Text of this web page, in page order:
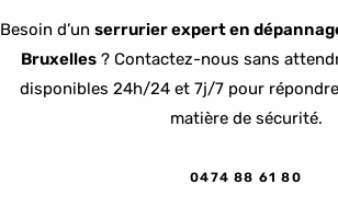
Besoin d’un serrurier expert en
Bruxelles? Contactez-nous sans
disponibles 24h/24 et 7j/7 pour
matière de sécurité.
0474 88 61 80